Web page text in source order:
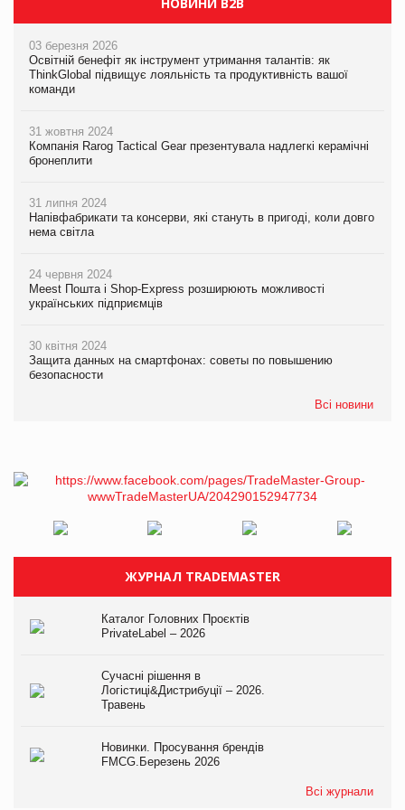
03 березня 2026
Освітній бенефіт як інструмент утримання талантів: як
ThinkGlobal підвищує лояльність та продуктивність вашої
команди
31 жовтня 2024
Компанія Rarog Tactical Gear презентувала надлегкі керамічні
бронеплити
31 липня 2024
Напівфабрикати та консерви, які стануть в пригоді, коли довго
нема світла
24 червня 2024
Meest Пошта і Shop-Express розширюють можливості
українських підприємців
30 квітня 2024
Защита данных на смартфонах: советы по повышению
безопасности
Всі новини
ЖУРНАЛ TRADEMASTER
Каталог Головних Проєктів
PrivateLabel – 2026
Сучасні рішення в
Логістиці&Дистрибуції – 2026.
Травень
Новинки. Просування брендів
FMCG.Березень 2026
Всі журнали